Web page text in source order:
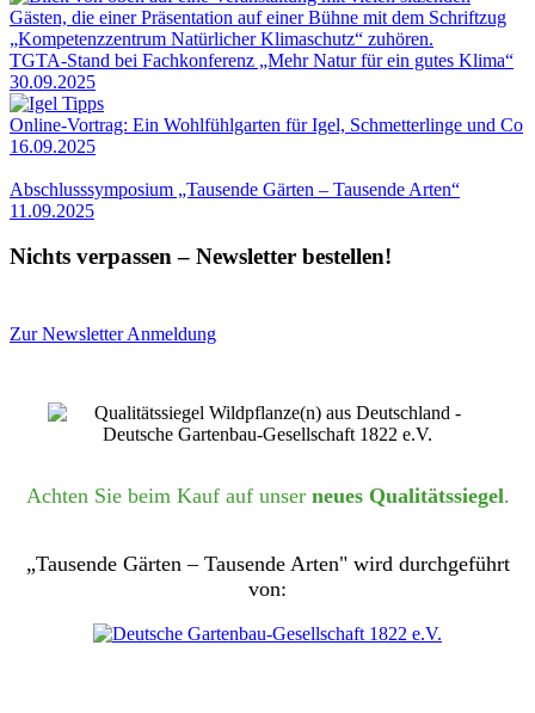
TGTA-Stand bei Fachkonferenz „Mehr Natur für ein gutes Klima“
30.09.2025
Online-Vortrag: Ein Wohlfühlgarten für Igel, Schmetterlinge und Co
16.09.2025
Abschlusssymposium „Tausende Gärten – Tausende Arten“
11.09.2025
Nichts verpassen – Newsletter bestellen!
Zur Newsletter Anmeldung
Achten Sie beim Kauf auf unser neues Qualitätssiegel.
„Tausende Gärten – Tausende Arten" wird durchgeführt
von: